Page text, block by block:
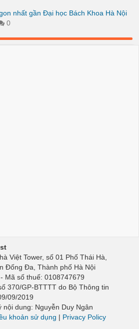
nhất gần Đại học Bách Khoa Hà Nội
0
Việt Tower, số 01 Phố Thái Hà,
Đống Đa, Thành phố Hà Nội
- Mã số thuế: 0108747679
370/GP-BTTTT do Bộ Thông tin
09/2019
nội dung: Nguyễn Duy Ngân
khoản sử dụng | Privacy Policy